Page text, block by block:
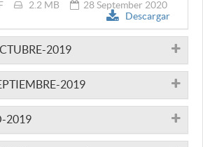
2.2 MB
28 September 2020
Descargar
2019
2019
2019